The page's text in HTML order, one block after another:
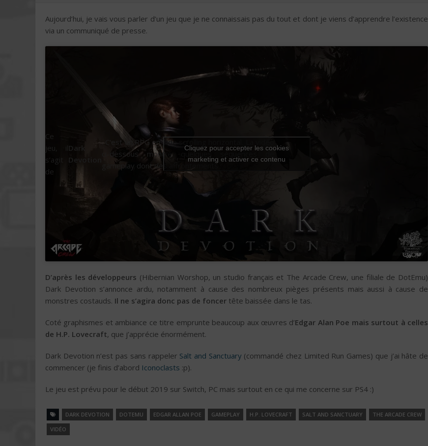
Aujourd’hui, je vais vous parler d’un jeu que je ne connaissais pas du tout et dont je viens d’apprendre l’existence
via un communiqué de presse.
Ce
jeu, il
s’agit
de
Dark
Devotion
. C’est un RPG en side scrolling horizontal. La vidéo
ci-dessous montre quelques séquences de
gameplay dont des affrontements :
Cliquez pour accepter les cookies
marketing et activer ce contenu
D’après les développeurs (Hibernian Worshop, un studio français et The Arcade Crew, une filiale de DotEmu)
Dark Devotion s’annonce ardu, notamment à cause des nombreux pièges présents mais aussi à cause de
monstres costauds. Il ne s’agira donc pas de foncer tête baissée dans le tas.
Coté graphismes et ambiance ce titre emprunte beaucoup aux œuvres d’Edgar Alan Poe mais surtout à celles
de H.P. Lovecraft, que j’apprécie énormément.
Dark Devotion n’est pas sans rappeler Salt and Sanctuary (commandé chez Limited Run Games) que j’ai hâte de
commencer (je finis d’abord Iconoclasts :p).
Le jeu est prévu pour le début 2019 sur Switch, PC mais surtout en ce qui me concerne sur PS4 :)
DARK DEVOTION DOTEMU EDGAR ALLAN POE GAMEPLAY H.P. LOVECRAFT SALT AND SANCTUARY
THE ARCADE CREW
VIDÉO